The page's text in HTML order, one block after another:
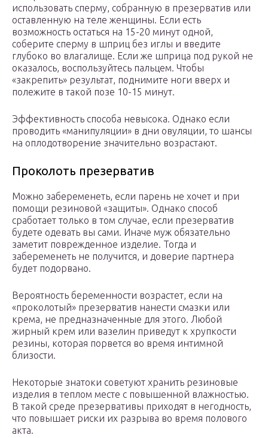
использовать сперму, собранную в презерватив или
оставленную на теле женщины. Если есть
возможность остаться на 15-20 минут одной,
соберите сперму в шприц без иглы и введите
глубоко во влагалище. Если же шприца под рукой не
оказалось, воспользуйтесь пальцем. Чтобы
«закрепить» результат, поднимите ноги вверх и
полежите в такой позе 10-15 минут.
Эффективность способа невысока. Однако если
проводить «манипуляции» в дни овуляции, то шансы
на оплодотворение значительно возрастают.
Проколоть презерватив
Можно забеременеть, если парень не хочет и при
помощи резиновой «защиты». Однако способ
сработает только в том случае, если презерватив
будете одевать вы сами. Иначе муж обязательно
заметит поврежденное изделие. Тогда и
забеременеть не получится, и доверие партнера
будет подорвано.
Вероятность беременности возрастет, если на
«проколотый» презерватив нанести смазки или
крема, не предназначенные для этого. Любой
жирный крем или вазелин приведут к хрупкости
резины, которая порвется во время интимной
близости.
Некоторые знатоки советуют хранить резиновые
изделия в теплом месте с повышенной влажностью.
В такой среде презервативы приходят в негодность,
что повышает риски их разрыва во время полового
акта.